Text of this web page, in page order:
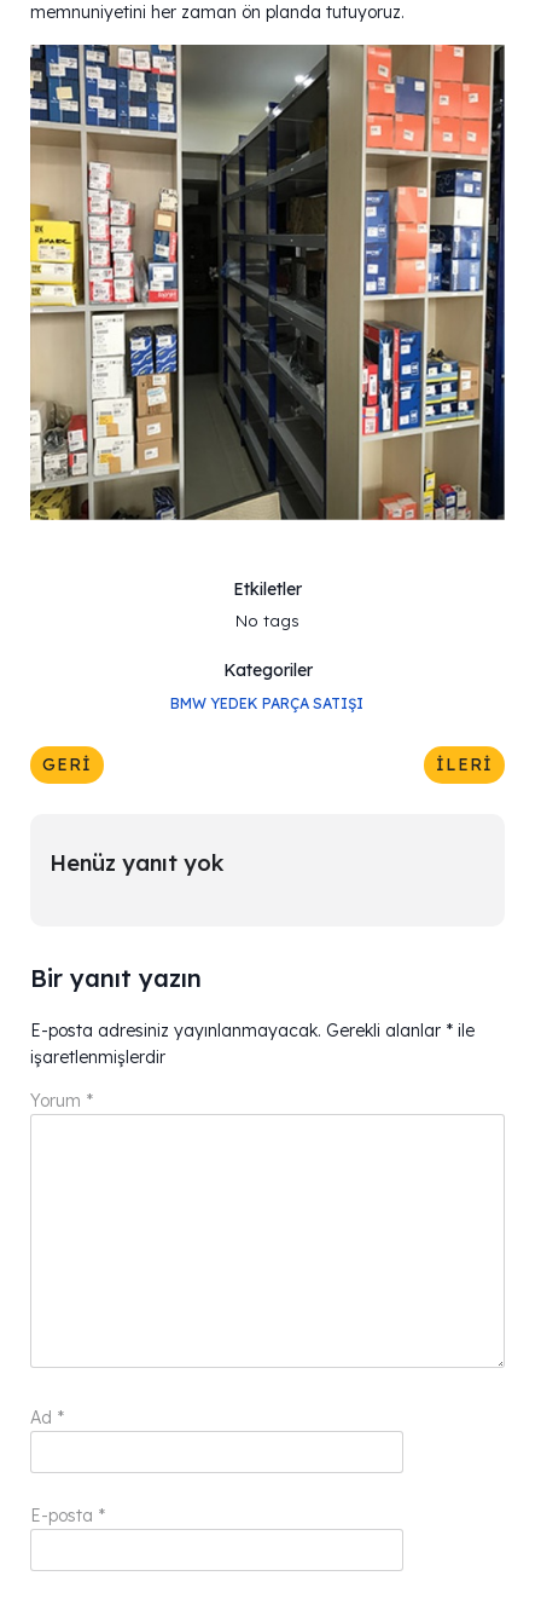
memnuniyetini her zaman ön planda tutuyoruz.
Etkiletler
No tags
Kategoriler
BMW YEDEK PARÇA SATIŞI
GERI İLERI
Henüz yanıt yok
Bir yanıt yazın
E-posta adresiniz yayınlanmayacak. Gerekli alanlar * ile
işaretlenmişlerdir
Yorum *
Ad *
E-posta *